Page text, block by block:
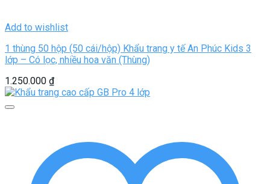
Add to wishlist
1 thùng 50 hộp (50 cái/hộp) Khẩu trang y tế An Phúc Kids 3
lớp – Có lọc, nhiều hoa văn (Thùng)
1.250.000 ₫